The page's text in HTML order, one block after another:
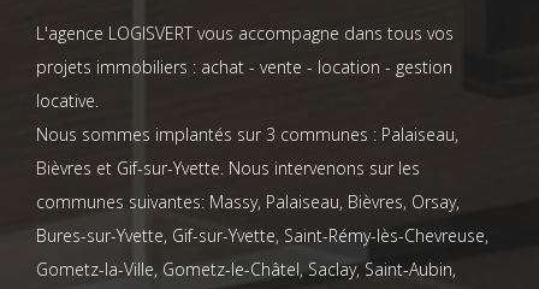
L'agence LOGISVERT vous accompagne dans tous vos
projets immobiliers : achat - vente - location - gestion
locative.
Nous sommes implantés sur 3 communes : Palaiseau,
Bièvres et Gif-sur-Yvette. Nous intervenons sur les
communes suivantes: Massy, Palaiseau, Bièvres, Orsay,
Bures-sur-Yvette, Gif-sur-Yvette, Saint-Rémy-lès-Chevreuse,
Gometz-la-Ville, Gometz-le-Châtel, Saclay, Saint-Aubin,